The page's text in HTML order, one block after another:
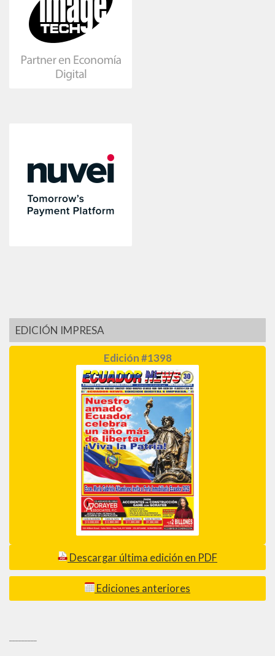
EDICIÓN IMPRESA
Edición #1398
Descargar última edición en PDF
Ediciones anteriores